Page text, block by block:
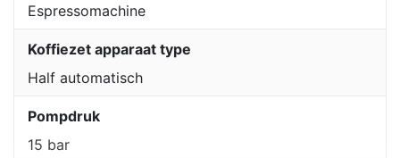
Espressomachine
Koffiezet apparaat type
Half automatisch
Pompdruk
15 bar